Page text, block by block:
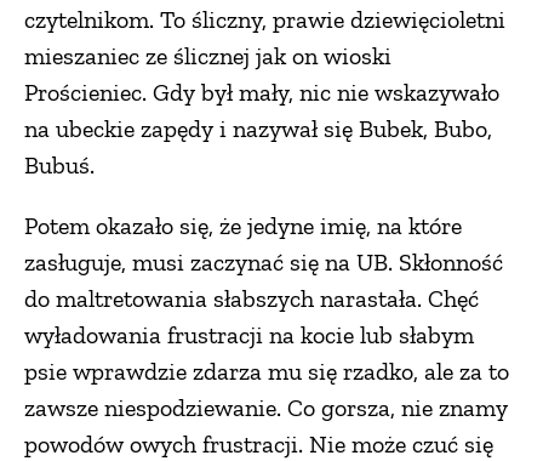
czytelnikom. To śliczny, prawie dziewięcioletni
mieszaniec ze ślicznej jak on wioski
Prościeniec. Gdy był mały, nic nie wskazywało
na ubeckie zapędy i nazywał się Bubek, Bubo,
Bubuś.
Potem okazało się, że jedyne imię, na które
zasługuje, musi zaczynać się na UB. Skłonność
do maltretowania słabszych narastała. Chęć
wyładowania frustracji na kocie lub słabym
psie wprawdzie zdarza mu się rzadko, ale za to
zawsze niespodziewanie. Co gorsza, nie znamy
powodów owych frustracji. Nie może czuć się